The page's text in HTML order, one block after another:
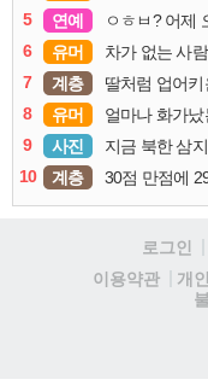
5
연예 ㅇㅎㅂ? 어제
6
유머 차가 없는 사
7
계층 딸처럼 업어
8
유머 얼마나 화가
9
사진 지금 북한 삼
10
계층 30점 만점에
로그인
이용약관
개